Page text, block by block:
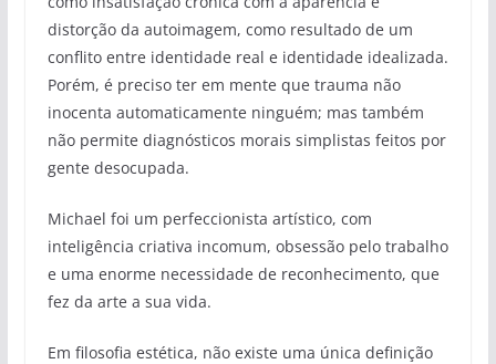
distorção da autoimagem, como resultado de um
conflito entre identidade real e identidade idealizada.
Porém, é preciso ter em mente que trauma não
inocenta automaticamente ninguém; mas também
não permite diagnósticos morais simplistas feitos por
gente desocupada.
Michael foi um perfeccionista artístico, com
inteligência criativa incomum, obsessão pelo trabalho
e uma enorme necessidade de reconhecimento, que
fez da arte a sua vida.
Em filosofia estética, não existe uma única definição